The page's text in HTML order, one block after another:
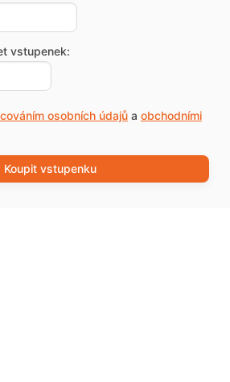
vstupenek:
osobních údajůa obchodními
Koupit vstupenku